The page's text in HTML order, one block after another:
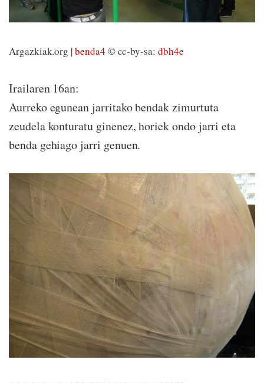
Argazkiak.org |benda4 © cc-by-sa: dbh4e
Irailaren 16an:
Aurreko egunean jarritako bendak zimurtuta
zeudela konturatu ginenez, horiek ondo jarri eta
benda gehiago jarri genuen.